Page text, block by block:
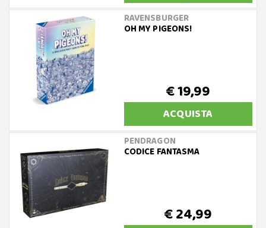
RAVENSBURGER
OH MY PIGEONS!
€ 19,99
ACQUISTA
PENDRAGON
CODICE FANTASMA
€ 24,99